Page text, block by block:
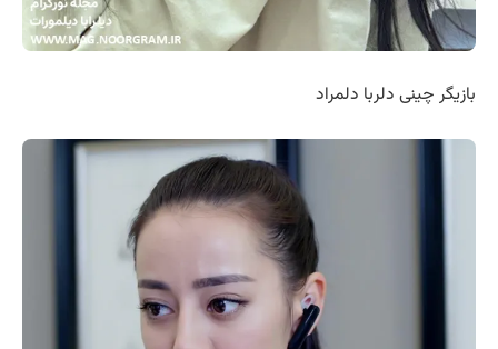
بازیگر چینی دلربا دلمراد